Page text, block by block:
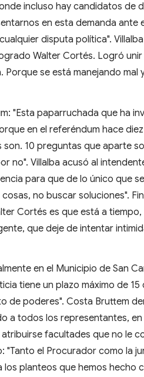
incluso hay candidatos de
en esta demanda ante
disputa política".
Walter Cortés. Logró
se está manejando mal
"Esta paparruchada que ha
en el referéndum hace
10 preguntas que aparte
no". Villalba acusó al
para que de lo único que
no buscar soluciones".
Cortés es que está a
que deje de intentar
en el Municipio de San
tiene un plazo máximo de
de poderes". Costa Bruttem
a todos los representantes,
facultades que no le
"Tanto el Procurador como la
planteos que hemos hecho